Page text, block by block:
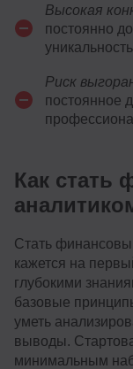
Высокая
постоянно
Риск
постоянное
Как стать
Стать
кажется на
глубокими
базовые
уметь
выводы.
минимальным